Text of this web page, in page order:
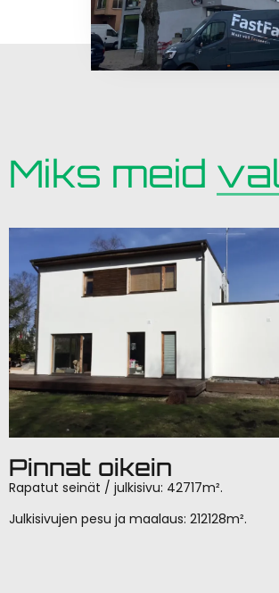
Miks meid
Pinnat oikein
Rapatut seinät / julkisivu: 42717m².
Julkisivujen pesu ja maalaus: 212128m².